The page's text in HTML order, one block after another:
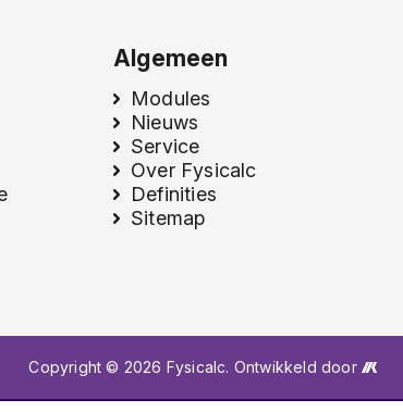
Algemeen
Modules
Nieuws
Service
Over Fysicalc
Definities
Sitemap
Copyright © 2026 Fysicalc. Ontwikkeld door